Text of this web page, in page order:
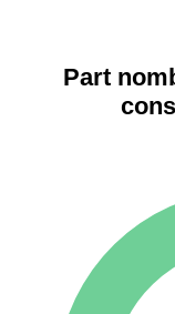
76600 -Le Havre
Paris
arrondissement
Part